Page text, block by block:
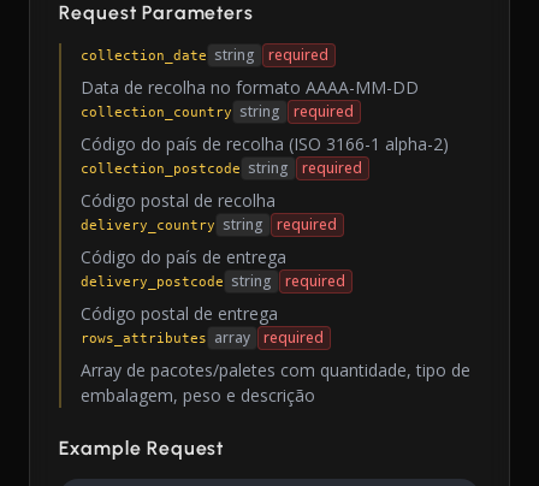
Request Parameters
collection_date string required
Data de recolha no formato AAAA-MM-DD
collection_country string required
Código do país de recolha (ISO 3166-1 alpha-2)
collection_postcode string required
Código postal de recolha
delivery_country string required
Código do país de entrega
delivery_postcode string required
Código postal de entrega
rows_attributes array required
Array de pacotes/paletes com quantidade, tipo de
embalagem, peso e descrição
Example Request